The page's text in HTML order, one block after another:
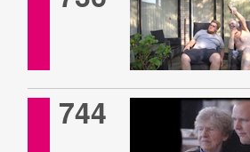
744